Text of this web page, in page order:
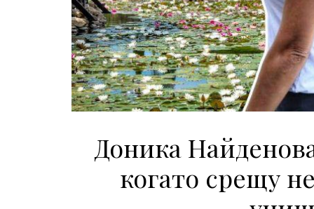
Доника
когато срещу